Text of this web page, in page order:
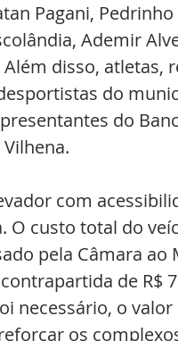
Pagani,
Ademir
Além disso, atletas,
do
do
com
custo total do
pela Câmara ao
de R$
necessário, o
os